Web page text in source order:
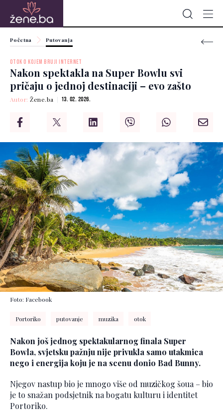
Početna Putovanja
OTOK O KOJEM BRUJI INTERNET
Nakon spektakla na Super Bowlu svi
pričaju o jednoj destinaciji – evo zašto
Autor:Žene.ba 13. 02. 2026.
Foto: Facebook
Portoriko putovanje muzika otok
Nakon još jednog spektakularnog finala Super
Bowla, svjetsku pažnju nije privukla samo utakmica
nego i energija koju je na scenu donio Bad Bunny.
Njegov nastup bio je mnogo više od muzičkog šoua – bio
je to snažan podsjetnik na bogatu kulturu i identitet
Portoriko.